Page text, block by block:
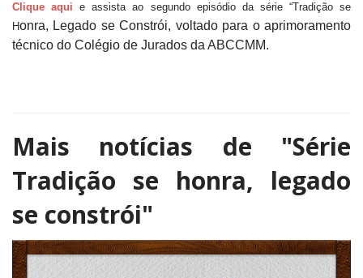
Clique aqui e assista ao segundo episódio da série “Tradição se
Honra, Legado se Constrói, voltado para o aprimoramento
técnico do Colégio de Jurados da ABCCMM.
Mais notícias de "Série
Tradição se honra, legado
se constrói"